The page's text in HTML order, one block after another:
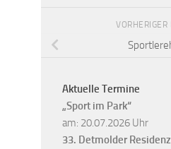
VORHERIGER
Aktuelle Termine
„Sport im Park“
am: 20.07.2026 Uhr
33. Detmolder